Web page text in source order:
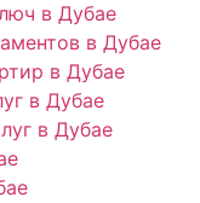
в Дубае
в Дубае
в Дубае
в Дубае
в Дубае